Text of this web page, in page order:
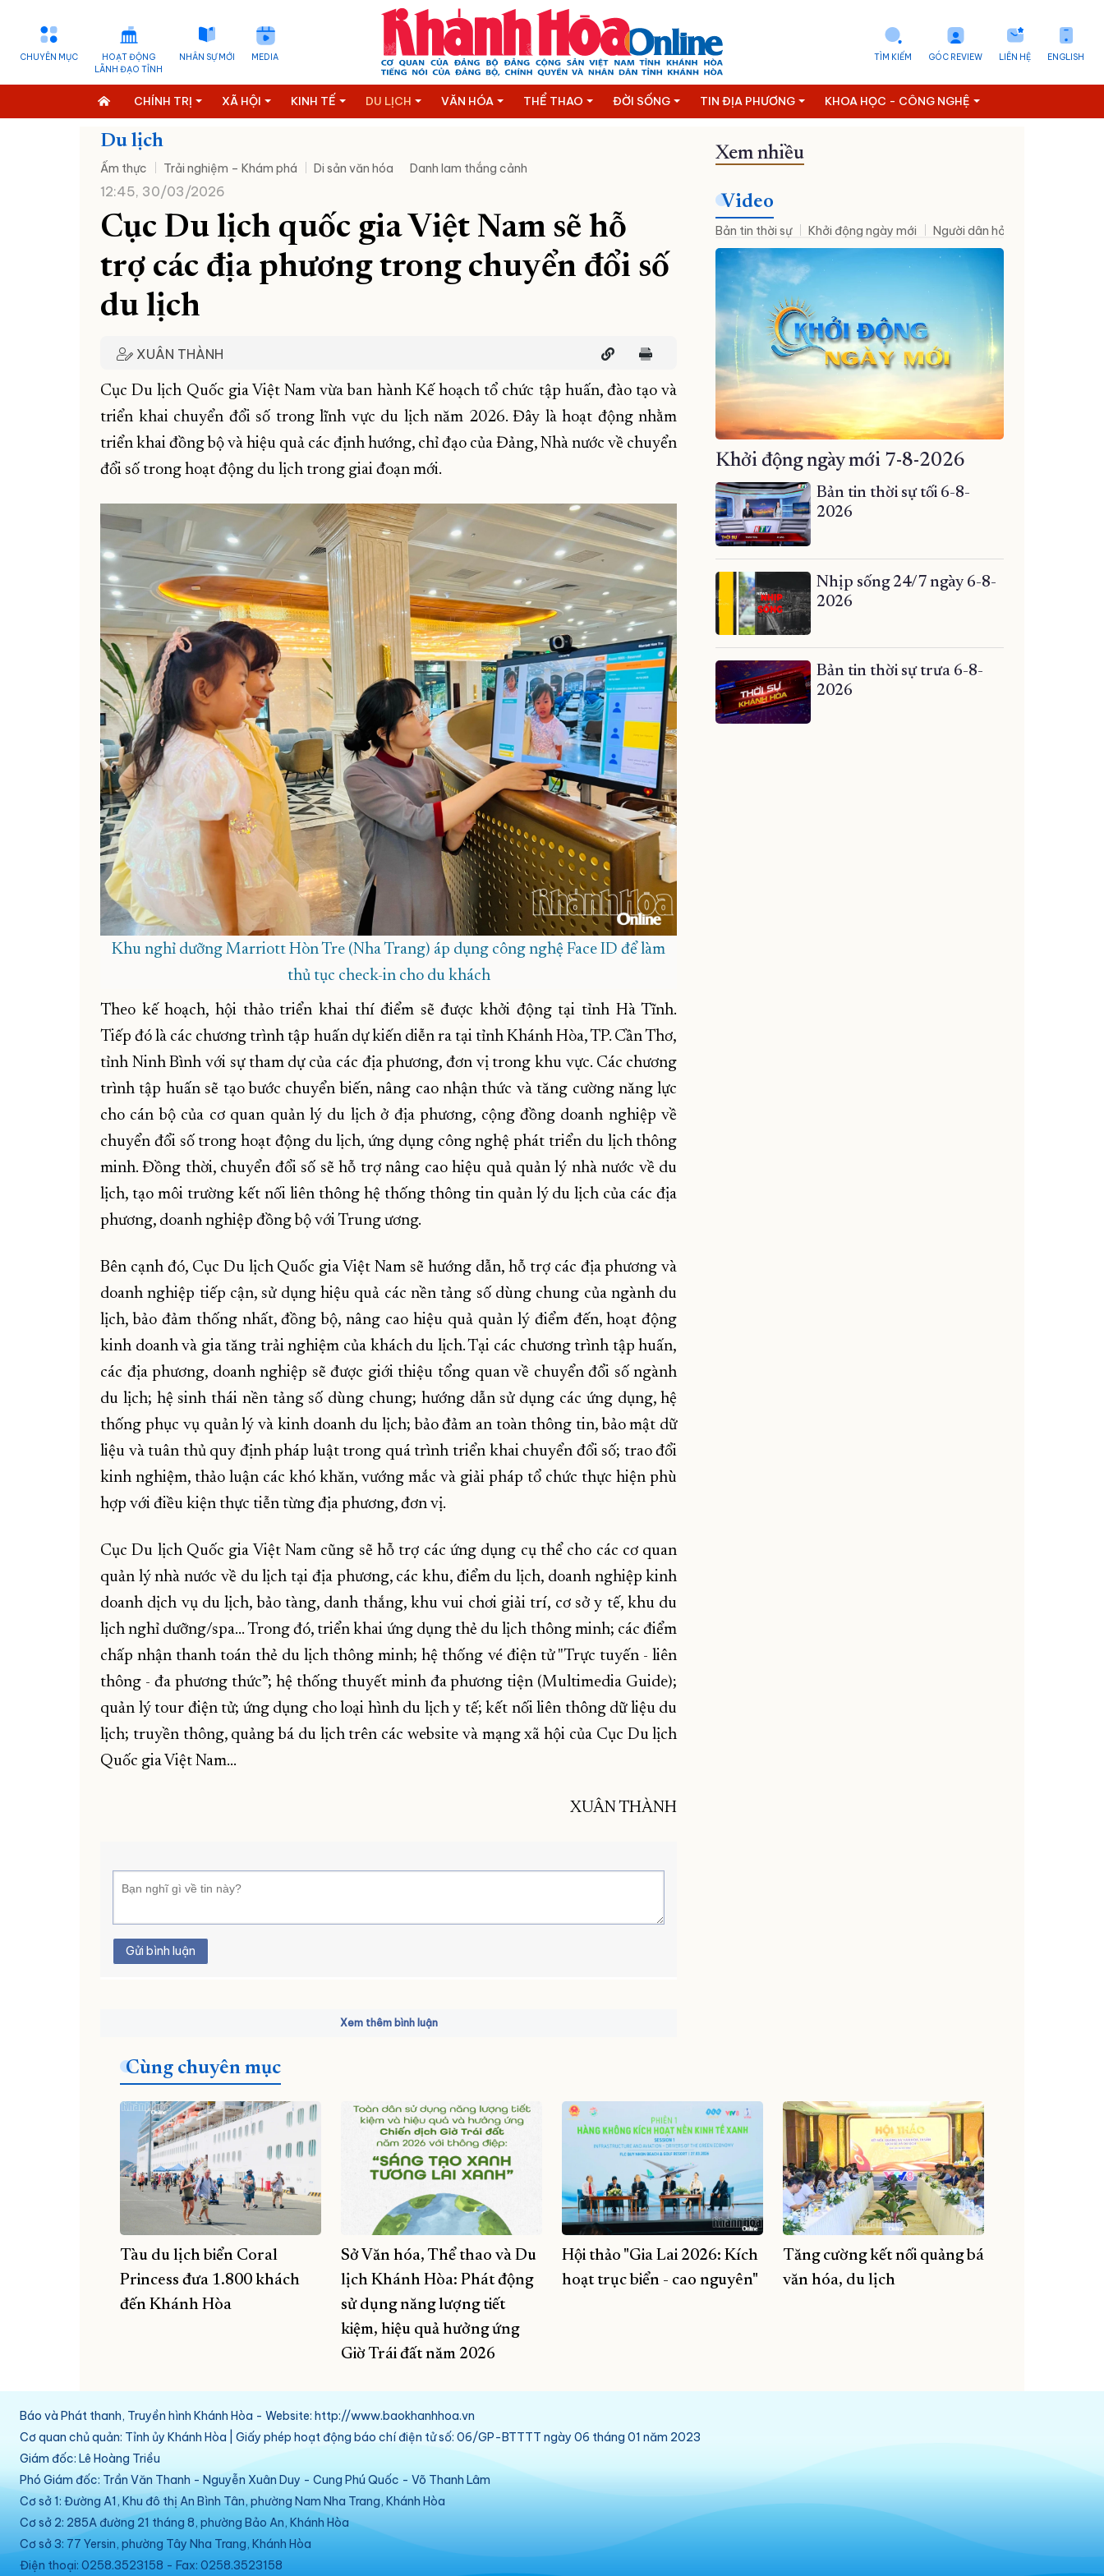
CHUYÊN MỤC
HOẠT ĐỘNG
LÃNH ĐẠO TỈNH
NHÂN SỰ MỚI MEDIA ENGLISH
LIÊN HỆ
GÓC REVIEW
TÌM KIẾM
CHÍNH TRỊ XÃ HỘI KINH TẾ DU LỊCH VĂN HÓA THỂ THAO ĐỜI SỐNG TIN ĐỊA PHƯƠNG KHOA HỌC - CÔNG NGHỆ
Du lịch
Ẩm thực Trải nghiệm – Khám phá Di sản văn hóa Danh lam thắng cảnh
12:45, 30/03/2026
Cục Du lịch quốc gia Việt Nam sẽ hỗ
trợ các địa phương trong chuyển đổi số
du lịch
XUÂN THÀNH
Cục Du lịch Quốc gia Việt Nam vừa ban hành Kế hoạch tổ chức tập huấn, đào tạo và
triển khai chuyển đổi số trong lĩnh vực du lịch năm 2026. Đây là hoạt động nhằm
triển khai đồng bộ và hiệu quả các định hướng, chỉ đạo của Đảng, Nhà nước về chuyển
đổi số trong hoạt động du lịch trong giai đoạn mới.
Khu nghỉ dưỡng Marriott Hòn Tre (Nha Trang) áp dụng công nghệ Face ID để làm
thủ tục check-in cho du khách
Theo kế hoạch, hội thảo triển khai thí điểm sẽ được khởi động tại tỉnh Hà Tĩnh.
Tiếp đó là các chương trình tập huấn dự kiến diễn ra tại tỉnh Khánh Hòa, TP. Cần Thơ,
tỉnh Ninh Bình với sự tham dự của các địa phương, đơn vị trong khu vực. Các chương
trình tập huấn sẽ tạo bước chuyển biến, nâng cao nhận thức và tăng cường năng lực
cho cán bộ của cơ quan quản lý du lịch ở địa phương, cộng đồng doanh nghiệp về
chuyển đổi số trong hoạt động du lịch, ứng dụng công nghệ phát triển du lịch thông
minh. Đồng thời, chuyển đổi số sẽ hỗ trợ nâng cao hiệu quả quản lý nhà nước về du
lịch, tạo môi trường kết nối liên thông hệ thống thông tin quản lý du lịch của các địa
phương, doanh nghiệp đồng bộ với Trung ương.
Bên cạnh đó, Cục Du lịch Quốc gia Việt Nam sẽ hướng dẫn, hỗ trợ các địa phương và
doanh nghiệp tiếp cận, sử dụng hiệu quả các nền tảng số dùng chung của ngành du
lịch, bảo đảm thống nhất, đồng bộ, nâng cao hiệu quả quản lý điểm đến, hoạt động
kinh doanh và gia tăng trải nghiệm của khách du lịch. Tại các chương trình tập huấn,
các địa phương, doanh nghiệp sẽ được giới thiệu tổng quan về chuyển đổi số ngành
du lịch; hệ sinh thái nền tảng số dùng chung; hướng dẫn sử dụng các ứng dụng, hệ
thống phục vụ quản lý và kinh doanh du lịch; bảo đảm an toàn thông tin, bảo mật dữ
liệu và tuân thủ quy định pháp luật trong quá trình triển khai chuyển đổi số; trao đổi
kinh nghiệm, thảo luận các khó khăn, vướng mắc và giải pháp tổ chức thực hiện phù
hợp với điều kiện thực tiễn từng địa phương, đơn vị.
Cục Du lịch Quốc gia Việt Nam cũng sẽ hỗ trợ các ứng dụng cụ thể cho các cơ quan
quản lý nhà nước về du lịch tại địa phương, các khu, điểm du lịch, doanh nghiệp kinh
doanh dịch vụ du lịch, bảo tàng, danh thắng, khu vui chơi giải trí, cơ sở y tế, khu du
lịch nghỉ dưỡng/spa… Trong đó, triển khai ứng dụng thẻ du lịch thông minh; các điểm
chấp nhận thanh toán thẻ du lịch thông minh; hệ thống vé điện tử "Trực tuyến - liên
thông - đa phương thức”; hệ thống thuyết minh đa phương tiện (Multimedia Guide);
quản lý tour điện tử; ứng dụng cho loại hình du lịch y tế; kết nối liên thông dữ liệu du
lịch; truyền thông, quảng bá du lịch trên các website và mạng xã hội của Cục Du lịch
Quốc gia Việt Nam…
XUÂN THÀNH
Gửi bình luận
Xem thêm bình luận
Xem nhiều
Video
Bản tin thời sự Khởi động ngày mới Người dân hỏi – Cơ quan nhà
Khởi động ngày mới 7-8-2026
Bản tin thời sự tối 6-8-
2026
Nhịp sống 24/7 ngày 6-8-
2026
Bản tin thời sự trưa 6-8-
2026
Cùng chuyên mục
Tàu du lịch biển Coral
Princess đưa 1.800 khách
đến Khánh Hòa
Sở Văn hóa, Thể thao và Du
lịch Khánh Hòa: Phát động
sử dụng năng lượng tiết
kiệm, hiệu quả hưởng ứng
Giờ Trái đất năm 2026
Hội thảo "Gia Lai 2026: Kích
hoạt trục biển - cao nguyên"
Tăng cường kết nối quảng bá
văn hóa, du lịch
Báo và Phát thanh, Truyền hình Khánh Hòa - Website: http://www.baokhanhhoa.vn
Cơ quan chủ quản: Tỉnh ủy Khánh Hòa | Giấy phép hoạt động báo chí điện tử số: 06/GP-BTTTT ngày 06 tháng 01 năm 2023
Giám đốc: Lê Hoàng Triều
Phó Giám đốc: Trần Văn Thanh - Nguyễn Xuân Duy - Cung Phú Quốc - Võ Thanh Lâm
Cơ sở 1: Đường A1, Khu đô thị An Bình Tân, phường Nam Nha Trang, Khánh Hòa
Cơ sở 2: 285A đường 21 tháng 8, phường Bảo An, Khánh Hòa
Cơ sở 3: 77 Yersin, phường Tây Nha Trang, Khánh Hòa
Điện thoại: 0258.3523158 - Fax: 0258.3523158